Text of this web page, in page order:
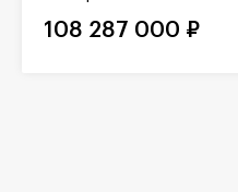
108 287 000 ₽